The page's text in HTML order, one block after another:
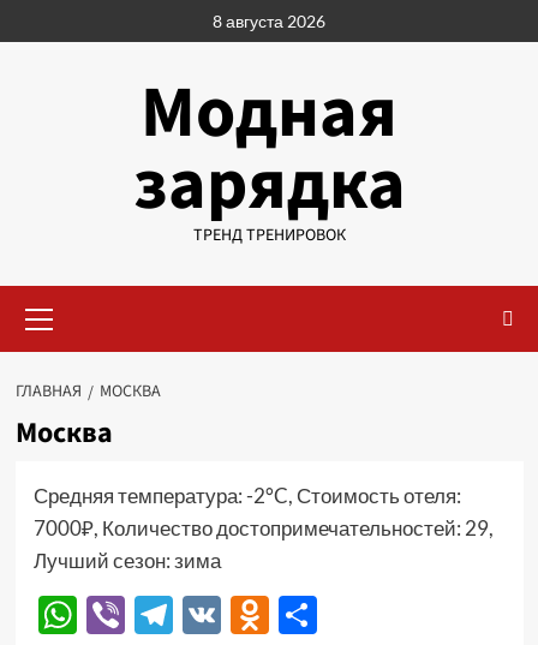
к
8 августа 2026
Модная
зарядка
ТРЕНД ТРЕНИРОВОК
меню
ГЛАВНАЯ МОСКВА
Москва
Средняя температура: -2°C, Стоимость отеля:
7000₽, Количество достопримечательностей: 29,
Лучший сезон: зима
WhatsApp
ViberTelegram
VKOdnoklassniki
Отправить